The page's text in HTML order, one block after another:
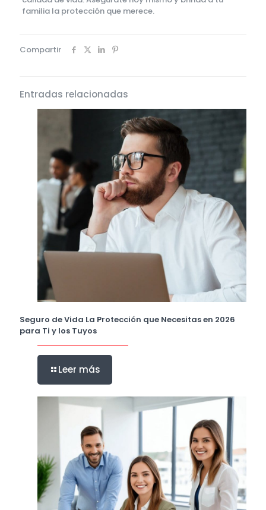
familia la protección que merece.
Compartir
Entradas relacionadas
Seguro de Vida La Protección que Necesitas en 2026
para Ti y los Tuyos
Leer más